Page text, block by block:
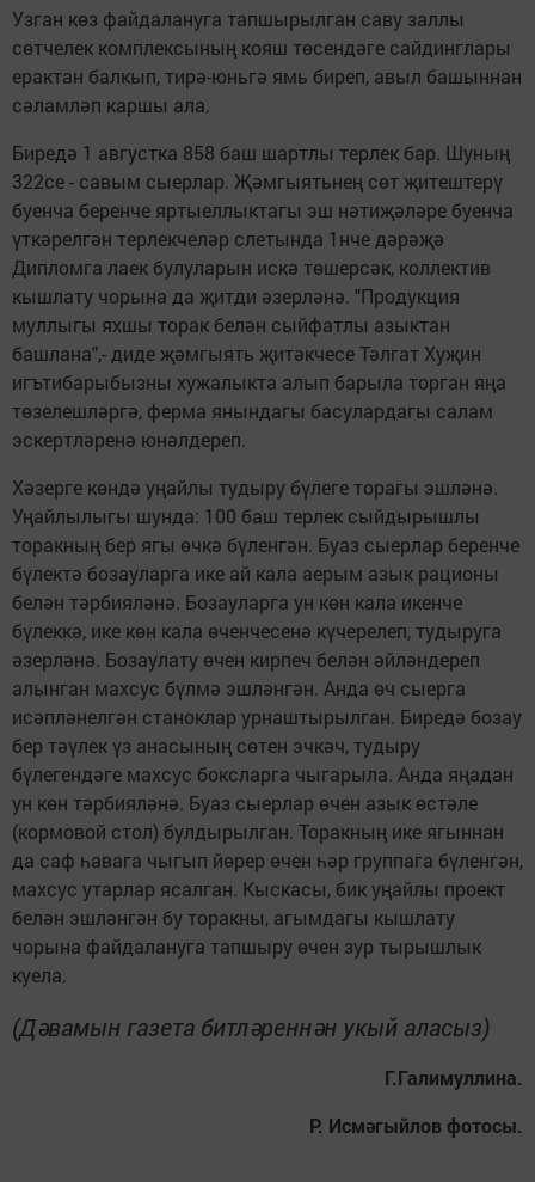
Узган көз файдалануга тапшырылган саву заллы
сөтчелек комплексының кояш төсендәге сайдинглары
ерактан балкып, тирә-юньгә ямь биреп, авыл башыннан
сәламләп каршы ала.
Биредә 1 августка 858 баш шартлы терлек бар. Шуның
322се - савым сыерлар. Җәмгыятьнең сөт җитештерү
буенча беренче яртыеллыктагы эш нәтиҗәләре буенча
үткәрелгән терлекчеләр слетында 1нче дәрәҗә
Дипломга лаек булуларын искә төшерсәк, коллектив
кышлату чорына да җитди әзерләнә. "Продукция
муллыгы яхшы торак белән сыйфатлы азыктан
башлана",- диде җәмгыять җитәкчесе Тәлгат Хуҗин
игътибарыбызны хужалыкта алып барыла торган яңа
төзелешләргә, ферма янындагы басулардагы салам
эскертләренә юнәлдереп.
Хәзерге көндә уңайлы тудыру бүлеге торагы эшләнә.
Уңайлылыгы шунда: 100 баш терлек сыйдырышлы
торакның бер ягы өчкә бүленгән. Буаз сыерлар беренче
бүлектә бозауларга ике ай кала аерым азык рационы
белән тәрбияләнә. Бозауларга ун көн кала икенче
бүлеккә, ике көн кала өченчесенә күчерелеп, тудыруга
әзерләнә. Бозаулату өчен кирпеч белән әйләндереп
алынган махсус бүлмә эшләнгән. Анда өч сыерга
исәпләнелгән станоклар урнаштырылган. Биредә бозау
бер тәүлек үз анасының сөтен эчкәч, тудыру
бүлегендәге махсус боксларга чыгарыла. Анда яңадан
ун көн тәрбияләнә. Буаз сыерлар өчен азык өстәле
(кормовой стол) булдырылган. Торакның ике ягыннан
да саф һавага чыгып йөрер өчен һәр группага бүленгән,
махсус утарлар ясалган. Кыскасы, бик уңайлы проект
белән эшләнгән бу торакны, агымдагы кышлату
чорына файдалануга тапшыру өчен зур тырышлык
куела.
(Дәвамын газета битләреннән укый аласыз)
Г.Галимуллина.
Р. Исмәгыйлов фотосы.